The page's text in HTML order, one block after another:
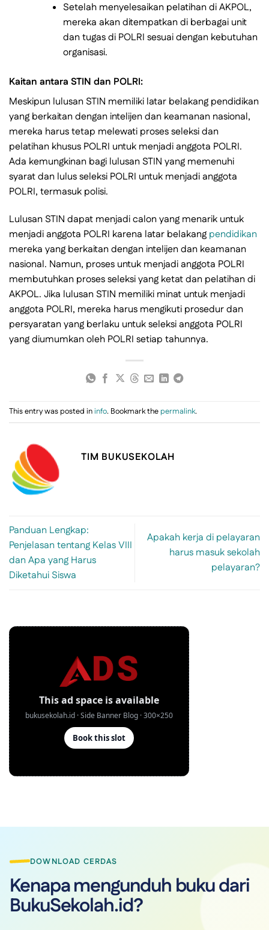
Setelah menyelesaikan pelatihan di AKPOL,
mereka akan ditempatkan di berbagai unit
dan tugas di POLRI sesuai dengan kebutuhan
organisasi.
Kaitan antara STIN dan POLRI:
Meskipun lulusan STIN memiliki latar belakang pendidikan
yang berkaitan dengan intelijen dan keamanan nasional,
mereka harus tetap melewati proses seleksi dan
pelatihan khusus POLRI untuk menjadi anggota POLRI.
Ada kemungkinan bagi lulusan STIN yang memenuhi
syarat dan lulus seleksi POLRI untuk menjadi anggota
POLRI, termasuk polisi.
Lulusan STIN dapat menjadi calon yang menarik untuk
menjadi anggota POLRI karena latar belakang pendidikan
mereka yang berkaitan dengan intelijen dan keamanan
nasional. Namun, proses untuk menjadi anggota POLRI
membutuhkan proses seleksi yang ketat dan pelatihan di
AKPOL. Jika lulusan STIN memiliki minat untuk menjadi
anggota POLRI, mereka harus mengikuti prosedur dan
persyaratan yang berlaku untuk seleksi anggota POLRI
yang diumumkan oleh POLRI setiap tahunnya.
This entry was posted ininfo. Bookmark thepermalink.
TIM BUKUSEKOLAH
Panduan Lengkap:
Penjelasan tentang Kelas VIII
dan Apa yang Harus
Diketahui Siswa
Apakah kerja di pelayaran
harus masuk sekolah
pelayaran?
DOWNLOAD CERDAS
Kenapa mengunduh buku dari
BukuSekolah.id?